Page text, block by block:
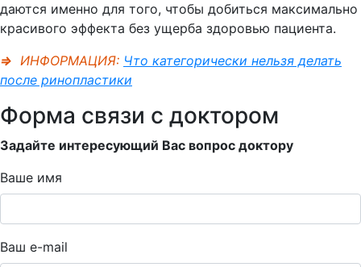
даются именно для того, чтобы добиться максимально
красивого эффекта без ущерба здоровью пациента.
⇒ ИНФОРМАЦИЯ: Что категорически нельзя делать
после ринопластики
Форма связи с доктором
Задайте интересующий Вас вопрос доктору
Ваше имя
Ваш e-mail